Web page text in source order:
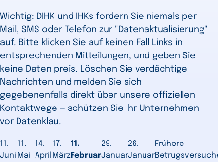
Wichtig: DIHK und IHKs fordern Sie niemals per
Mail, SMS oder Telefon zur "Datenaktualisierung"
auf. Bitte klicken Sie auf keinen Fall Links in
entsprechenden Mitteilungen, und geben Sie
keine Daten preis. Löschen Sie verdächtige
Nachrichten und melden Sie sich
gegebenenfalls direkt über unsere offiziellen
Kontaktwege — schützen Sie Ihr Unternehmen
vor Datenklau.
11.
Juni
11.
Mai
14.
April
17.
März
11.
Februar
29.
Januar
26.
Januar
Frühere